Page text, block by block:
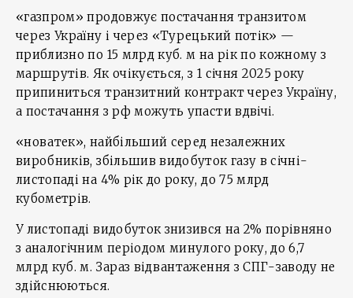
«газпром» продовжує постачання транзитом
через Україну і через «Турецький потік» —
приблизно по 15 млрд куб. м на рік по кожному з
маршрутів. Як очікується, з 1 січня 2025 року
припиниться транзитний контракт через Україну,
а постачання з рф можуть упасти вдвічі.
«новатек», найбільший серед незалежних
виробників, збільшив видобуток газу в січні-
листопаді на 4% рік до року, до 75 млрд
кубометрів.
У листопаді видобуток знизився на 2% порівняно
з аналогічним періодом минулого року, до 6,7
млрд куб. м. Зараз відвантаження з СПГ-заводу не
здійснюються.